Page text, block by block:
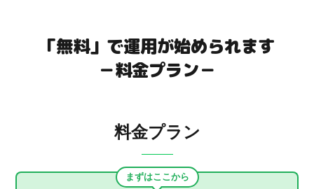
「無料」で運用が始められます
－料金プラン－
料金プラン
まずはここから